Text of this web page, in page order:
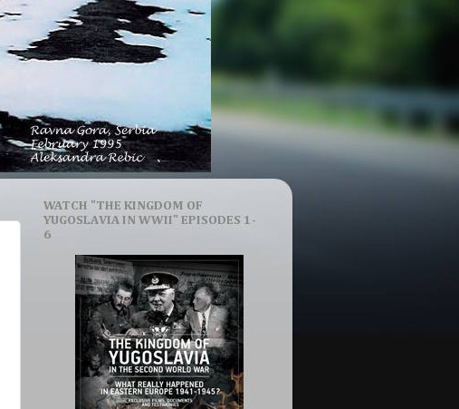
WATCH "THE KINGDOM OF
YUGOSLAVIA IN WWII" EPISODES 1-
6